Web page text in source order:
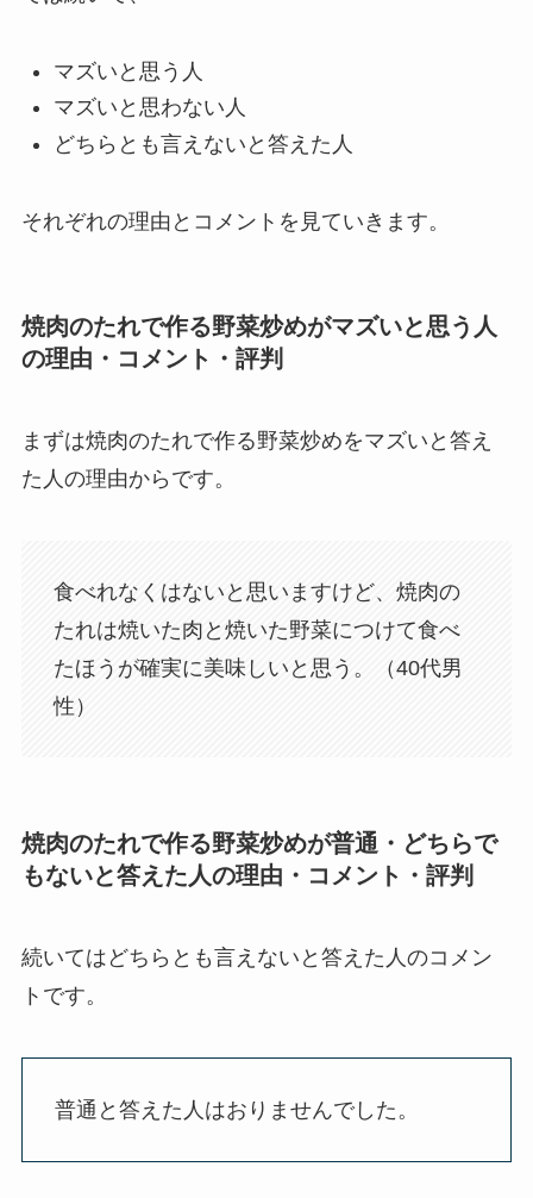
マズいと思う人
マズいと思わない人
どちらとも言えないと答えた人
それぞれの理由とコメントを見ていきます。
焼肉のたれで作る野菜炒めがマズいと思う人
の理由・コメント・評判
まずは焼肉のたれで作る野菜炒めをマズいと答え
た人の理由からです。
食べれなくはないと思いますけど、焼肉の
たれは焼いた肉と焼いた野菜につけて食べ
たほうが確実に美味しいと思う。（40代男
性）
焼肉のたれで作る野菜炒めが普通・どちらで
もないと答えた人の理由・コメント・評判
続いてはどちらとも言えないと答えた人のコメン
トです。
普通と答えた人はおりませんでした。